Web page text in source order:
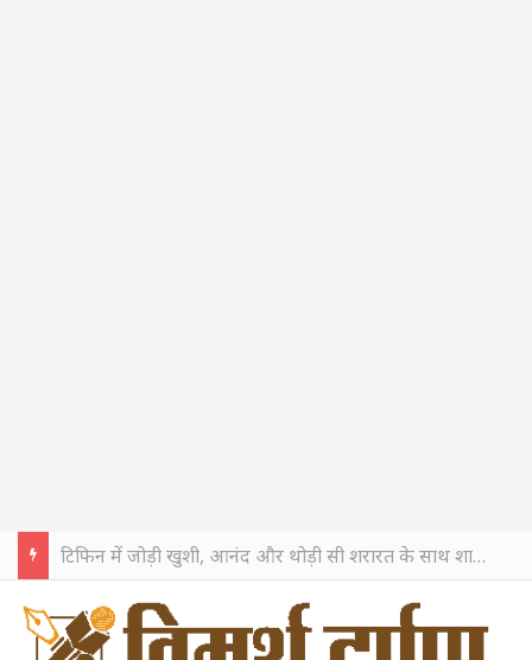
TPAG भारत के रक्त सुरक्षा पारिस्थितिकी तंत्र को मज़बूत करने के लिए विशेषज्ञों को एक मंच पर लाया